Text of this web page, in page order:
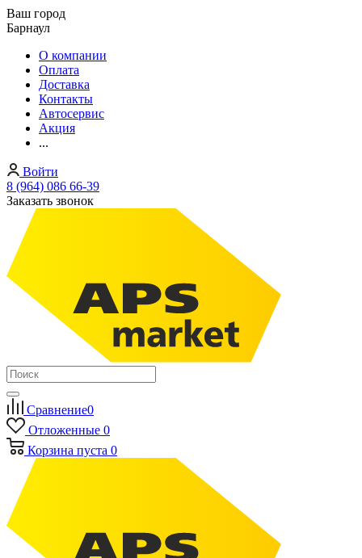
Ваш город
Барнаул
О компании
Оплата
Доставка
Контакты
Автосервис
Акция
...
Войти
8 (964) 086 66-39
Заказать звонок
Сравнение0
Отложенные 0
Корзина пуста 0